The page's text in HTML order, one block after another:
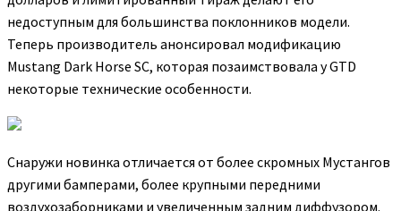
недоступным для большинства поклонников модели.
Теперь производитель анонсировал модификацию
Mustang Dark Horse SC, которая позаимствовала у GTD
некоторые технические особенности.
Снаружи новинка отличается от более скромных Мустангов
другими бамперами, более крупными передними
воздухозаборниками и увеличенным задним диффузором.